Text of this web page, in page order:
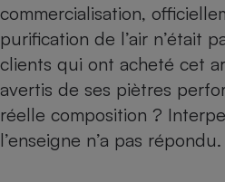
commercialisation,
purification de l’air n’était
clients qui ont acheté cet
avertis de ses piètres
réelle composition ?
l’enseigne n’a pas répondu.